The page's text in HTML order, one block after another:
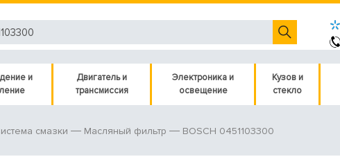
и
Двигатель и
трансмиссия
Электроника и
освещение
Кузов и
стекло
смазки Масляный фильтр BOSCH 0451103300